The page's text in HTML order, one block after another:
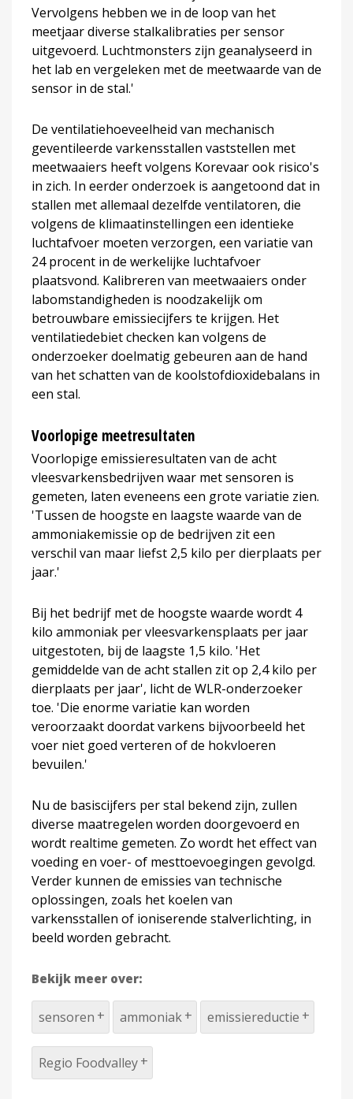
Vervolgens hebben we in de loop van het
meetjaar diverse stalkalibraties per sensor
uitgevoerd. Luchtmonsters zijn geanalyseerd in
het lab en vergeleken met de meetwaarde van de
sensor in de stal.'
De ventilatiehoeveelheid van mechanisch
geventileerde varkensstallen vaststellen met
meetwaaiers heeft volgens Korevaar ook risico's
in zich. In eerder onderzoek is aangetoond dat in
stallen met allemaal dezelfde ventilatoren, die
volgens de klimaatinstellingen een identieke
luchtafvoer moeten verzorgen, een variatie van
24 procent in de werkelijke luchtafvoer
plaatsvond. Kalibreren van meetwaaiers onder
labomstandigheden is noodzakelijk om
betrouwbare emissiecijfers te krijgen. Het
ventilatiedebiet checken kan volgens de
onderzoeker doelmatig gebeuren aan de hand
van het schatten van de koolstofdioxidebalans in
een stal.
Voorlopige meetresultaten
Voorlopige emissieresultaten van de acht
vleesvarkensbedrijven waar met sensoren is
gemeten, laten eveneens een grote variatie zien.
'Tussen de hoogste en laagste waarde van de
ammoniakemissie op de bedrijven zit een
verschil van maar liefst 2,5 kilo per dierplaats per
jaar.'
Bij het bedrijf met de hoogste waarde wordt 4
kilo ammoniak per vleesvarkensplaats per jaar
uitgestoten, bij de laagste 1,5 kilo. 'Het
gemiddelde van de acht stallen zit op 2,4 kilo per
dierplaats per jaar', licht de WLR-onderzoeker
toe. 'Die enorme variatie kan worden
veroorzaakt doordat varkens bijvoorbeeld het
voer niet goed verteren of de hokvloeren
bevuilen.'
Nu de basiscijfers per stal bekend zijn, zullen
diverse maatregelen worden doorgevoerd en
wordt realtime gemeten. Zo wordt het effect van
voeding en voer- of mesttoevoegingen gevolgd.
Verder kunnen de emissies van technische
oplossingen, zoals het koelen van
varkensstallen of ioniserende stalverlichting, in
beeld worden gebracht.
Bekijk meer over:
sensoren ammoniak emissiereductie
Regio Foodvalley